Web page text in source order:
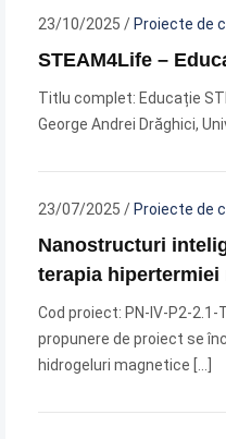
23/10/2025 / Proiecte de
STEAM4Life –
Titlu complet: Educație
George Andrei Drăghici,
23/07/2025 / Proiecte de
Nanostructuri
terapia hipertermiei
Cod proiect: PN-IV-P2-
propunere de proiect se
hidrogeluri magnetice […]